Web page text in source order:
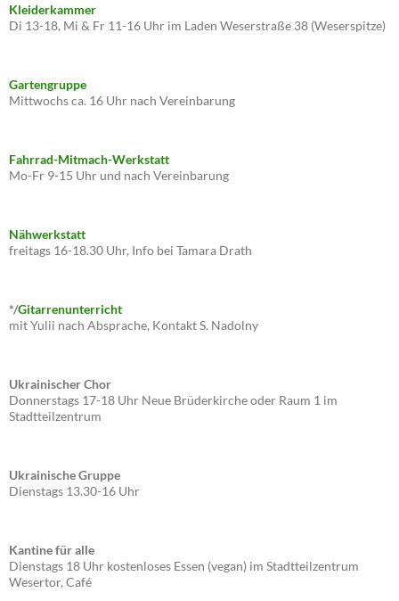
Kleiderkammer
Di 13-18, Mi & Fr 11-16 Uhr im Laden Weserstraße 38 (Weserspitze)
Gartengruppe
Mittwochs ca. 16 Uhr nach Vereinbarung
Fahrrad-Mitmach-Werkstatt
Mo-Fr 9-15 Uhr und nach Vereinbarung
Nähwerkstatt
freitags 16-18.30 Uhr, Info bei Tamara Drath
*/Gitarrenunterricht
mit Yulii nach Absprache, Kontakt S. Nadolny
Ukrainischer Chor
Donnerstags 17-18 Uhr Neue Brüderkirche oder Raum 1 im
Stadtteilzentrum
Ukrainische Gruppe
Dienstags 13.30-16 Uhr
Kantine für alle
Dienstags 18 Uhr kostenloses Essen (vegan) im Stadtteilzentrum
Wesertor, Café